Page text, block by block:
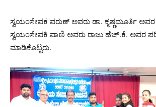
ಸ್ವಯಂಸೇವಕ ವರುಣ್ ಅವರು ಡಾ. ಕೃಷ್ಣಮೂರ್ತಿ
ಸ್ವಯಂಸೇವಕಿ ವಾಣಿ ಅವರು ರಾಜು ಹೆಚ್.ಕೆ. ಅವರ
ಮಾಡಿಕೊಟ್ಟರು.